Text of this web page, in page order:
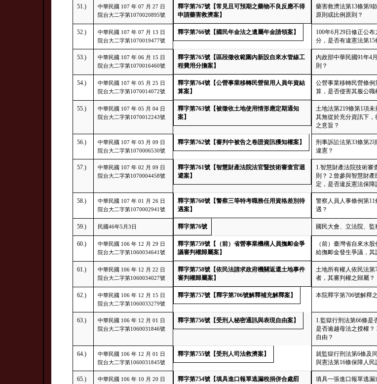
51.)
中華民國 107 年 07 月 27 日
院台大二字第1070020895號
釋字第767號【常見且可預期之藥物不良反應不得
申請藥害救濟案】
藥害救濟法第13條第9
原則或比例原則？
52.)
中華民國 107 年 07 月 13 日
院台大二字第1070019477號
釋字第766號【國民年金法之遺屬年金請領案】
100年6月29日修正公
分，是否有違憲法第
53.)
中華民國 107 年 06 月 15 日
院台大二字第1070016460號
釋字第765號【區段徵收範圍內新設自來水管線工
程費用分擔案】
內政部中華民國91年4
則？
54.)
中華民國 107 年 05 月 25 日
院台大二字第1070014072號
釋字第764號【公營事業移轉民營留用人員年資結
算案】
公營事業移轉民營條
算，是否侵害其服公職
55.)
中華民國 107 年 05 月 04 日
院台大二字第1070012243號
釋字第763號【被徵收土地使用情形應定期通知
案】
土地法第219條第1項
其無從於充分資訊下
之意旨？
56.)
中華民國 107 年 03 月 09 日
院台大二字第1070006530號
釋字第762號【審判中被告之卷證資訊獲知權案】
刑事訴訟法第33條第2
違憲？
57.)
中華民國 107 年 02 月 09 日
院台大二字第1070004458號
釋字第761號【智慧財產法院法官暨技術審查官迴
避案】
1.智慧財產法院技術審
則？ 2.曾參與智慧財
定，是否違反憲法保障
58.)
中華民國 107 年 01 月 26 日
院台大二字第1070002941號
釋字第760號【警察三等特考職務任用資格差別待
遇案】
警察人員人事條例第
遇？
59.) 民國46年5月3日 釋字第76號 國民大會、立法院、監
60.)
中華民國 106 年 12 月 29 日
院台大二字第1060034641號
釋字第759號【（前）省營事業機構人員撫卹金爭
議審判權歸屬案】
（前）臺灣省自來水
給撫卹金發生爭議，其
61.)
中華民國 106 年 12 月 22 日
院台大二字第1060034027號
釋字第758號【依民法請求政府機關返還土地事件
審判權歸屬案】
土地所有權人依民法
者，其審判權之歸屬？
62.)
中華民國 106 年 12 月 15 日
院台大二字第1060033279號
釋字第757號【釋字第706號解釋補充解釋案】 本院釋字第706號解釋
63.)
中華民國 106 年 12 月 01 日
院台大二字第1060031846號
釋字第756號【受刑人秘密通訊與表現自由案】
1.監獄行刑法第66條是
是否逾越母法之授權？
自由？
64.)
中華民國 106 年 12 月 01 日
院台大二字第1060031845號
釋字第755號【受刑人司法救濟案】
就監獄行刑法第6條及
與憲法第16條保障人民
65.) 中華民國 106 年 10 月 20 日
釋字第754號【填具進口報單逃漏稅捐併合處罰
填具一張進口報單逃